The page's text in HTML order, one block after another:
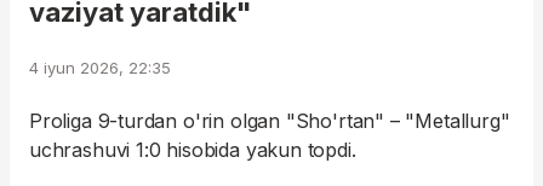
vaziyat yaratdik"
4 iyun 2026, 22:35
Proliga 9-turdan o'rin olgan "Sho'rtan" – "Metallurg"
uchrashuvi 1:0 hisobida yakun topdi.